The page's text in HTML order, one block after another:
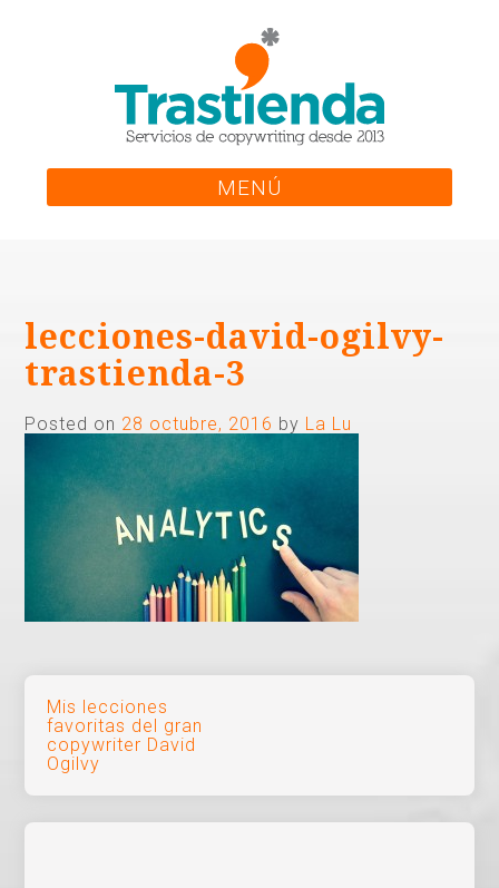
MENÚ
lecciones-david-ogilvy-
trastienda-3
Posted on 28 octubre, 2016 by La Lu
Navegación
de
entradas
Mis lecciones
favoritas del gran
copywriter David
Ogilvy